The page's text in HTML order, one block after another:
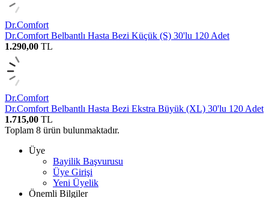
Dr.Comfort
Dr.Comfort Belbantlı Hasta Bezi Küçük (S) 30'lu 120 Adet
1.290,00 TL
Dr.Comfort
Dr.Comfort Belbantlı Hasta Bezi Ekstra Büyük (XL) 30'lu 120 Adet
1.715,00 TL
Toplam 8 ürün bulunmaktadır.
Üye
Bayilik Başvurusu
Üye Girişi
Yeni Üyelik
Önemli Bilgiler